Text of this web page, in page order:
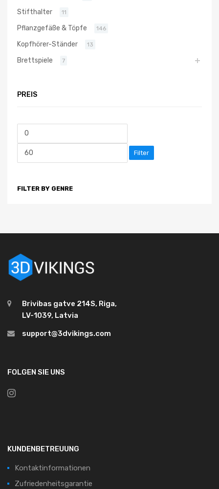
Stifthalter 11
Pflanzgefäße & Töpfe 146
Kopfhörer-Ständer 13
Brettspiele 7
PREIS
Filter
FILTER BY GENRE
Brivibas gatve 214S, Riga,
LV-1039, Latvia
support@3dvikings.com
FOLGEN SIE UNS
KUNDENBETREUUNG
Kontaktinformationen
Zufriedenheitsgarantie